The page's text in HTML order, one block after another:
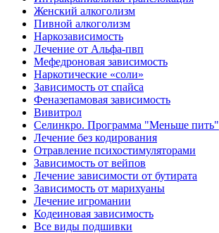
Женский алкоголизм
Пивной алкоголизм
Наркозависимость
Лечение от Альфа-пвп
Мефедроновая зависимость
Наркотические «соли»
Зависимость от спайса
Феназепамовая зависимость
Вивитрол
Селинкро. Программа "Меньше пить"
Лечение без кодирования
Отравление психостимуляторами
Зависимость от вейпов
Лечение зависимости от бутирата
Зависимость от марихуаны
Лечение игромании
Кодеиновая зависимость
Все виды подшивки